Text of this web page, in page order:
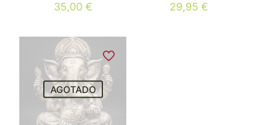
35,00 € 29,95€
AGOTADO